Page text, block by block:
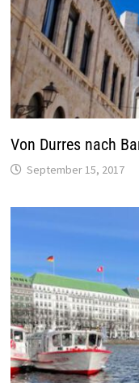
Von Durres nach
September 15, 2017